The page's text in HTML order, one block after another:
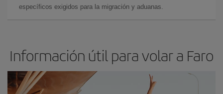
específicos exigidos para la migración y aduanas.
Información útil para volar a Faro